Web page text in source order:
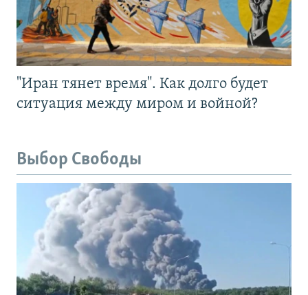
"Иран тянет время". Как долго будет
ситуация между миром и войной?
Выбор Свободы